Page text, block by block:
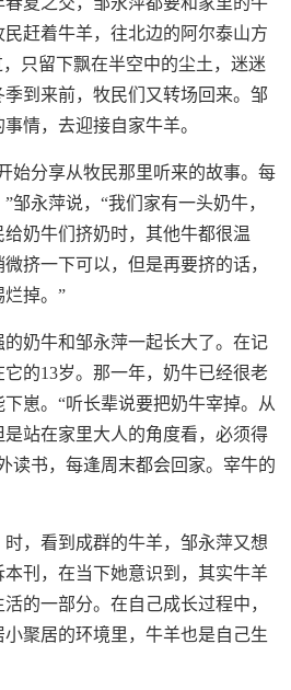
赶着牛羊，往北边的阿尔泰山方
只留下飘在半空中的尘土，迷迷
到来前，牧民们又转场回来。邹
情，去迎接自家牛羊。
始分享从牧民那里听来的故事。每
邹永萍说，“我们家有一头奶牛，
奶牛们挤奶时，其他牛都很温
挤一下可以，但是再要挤的话，
烂掉。”
奶牛和邹永萍一起长大了。在记
的13岁。那一年，奶牛已经很老
下崽。“听长辈说要把奶牛宰掉。从
站在家里大人的角度看，必须得
读书，每逢周末都会回家。宰牛的
，看到成群的牛羊，邹永萍又想
刊，在当下她意识到，其实牛羊
的一部分。在自己成长过程中，
聚居的环境里，牛羊也是自己生